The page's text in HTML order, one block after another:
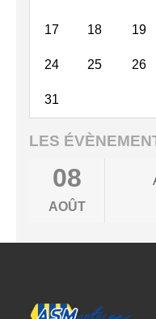
17 18 19
24 25 26
31
LES
08
AOÛT